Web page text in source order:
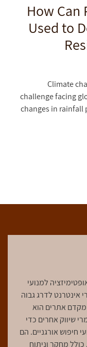
How Can
Used to
Climate
challenge facing
changes in rainfall
למנועי
אינטרנט לדרג גבוה
מקדם אתרים הוא
שיווק אחרים כדי
חיפוש אורגניים. הם
מחקר וניתוח